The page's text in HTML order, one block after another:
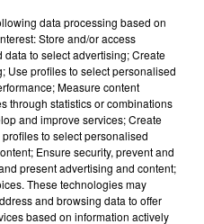
le groupe, c'est désormais
qui est revenu récemment
l'occasion d'en
deSorigny.
incontournables du
, il est impossible de ne pas
deux artistes ont répondu
data processing based on
Store and/or access
to select advertising; Create
Use profiles to select personalised
Measure content
through statistics or combinations
and improve services; Create
to select personalised
Ensure security, prevent and
present advertising and content;
These technologies may
and browsing data to offer
based on information actively